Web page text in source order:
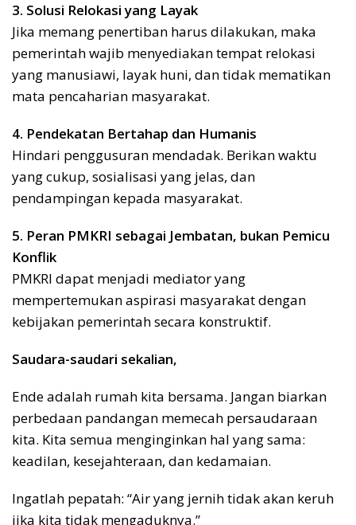
3. Solusi Relokasi yang Layak
Jika memang penertiban harus dilakukan, maka
pemerintah wajib menyediakan tempat relokasi
yang manusiawi, layak huni, dan tidak mematikan
mata pencaharian masyarakat.
4. Pendekatan Bertahap dan Humanis
Hindari penggusuran mendadak. Berikan waktu
yang cukup, sosialisasi yang jelas, dan
pendampingan kepada masyarakat.
5. Peran PMKRI sebagai Jembatan, bukan Pemicu
Konflik
PMKRI dapat menjadi mediator yang
mempertemukan aspirasi masyarakat dengan
kebijakan pemerintah secara konstruktif.
Saudara-saudari sekalian,
Ende adalah rumah kita bersama. Jangan biarkan
perbedaan pandangan memecah persaudaraan
kita. Kita semua menginginkan hal yang sama:
keadilan, kesejahteraan, dan kedamaian.
Ingatlah pepatah: “Air yang jernih tidak akan keruh
jika kita tidak mengaduknya.”